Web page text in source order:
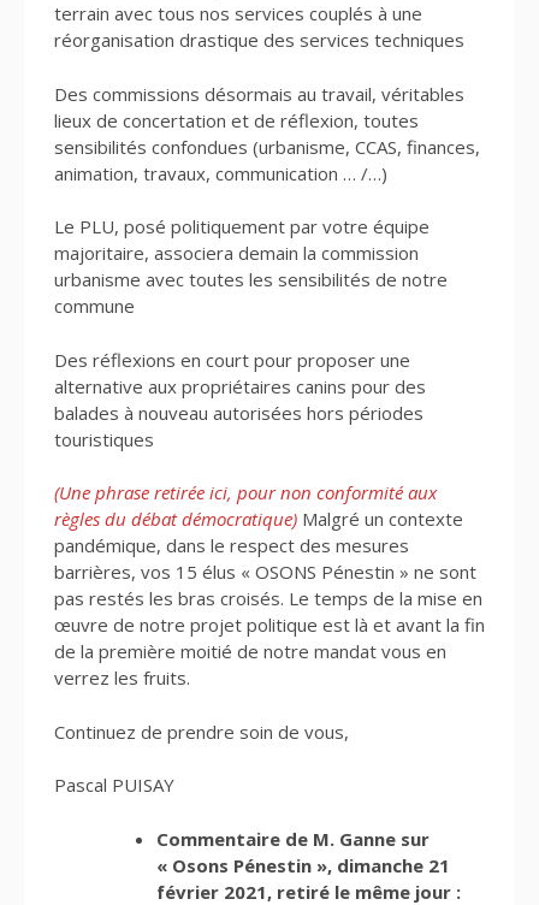
terrain avec tous nos services couplés à une
réorganisation drastique des services techniques
Des commissions désormais au travail, véritables
lieux de concertation et de réflexion, toutes
sensibilités confondues (urbanisme, CCAS, finances,
animation, travaux, communication … /…)
Le PLU, posé politiquement par votre équipe
majoritaire, associera demain la commission
urbanisme avec toutes les sensibilités de notre
commune
Des réflexions en court pour proposer une
alternative aux propriétaires canins pour des
balades à nouveau autorisées hors périodes
touristiques
(Une phrase retirée ici, pour non conformité aux
règles du débat démocratique) Malgré un contexte
pandémique, dans le respect des mesures
barrières, vos 15 élus « OSONS Pénestin » ne sont
pas restés les bras croisés. Le temps de la mise en
œuvre de notre projet politique est là et avant la fin
de la première moitié de notre mandat vous en
verrez les fruits.
Continuez de prendre soin de vous,
Pascal PUISAY
Commentaire de M. Ganne sur
« Osons Pénestin », dimanche 21
février 2021, retiré le même jour :